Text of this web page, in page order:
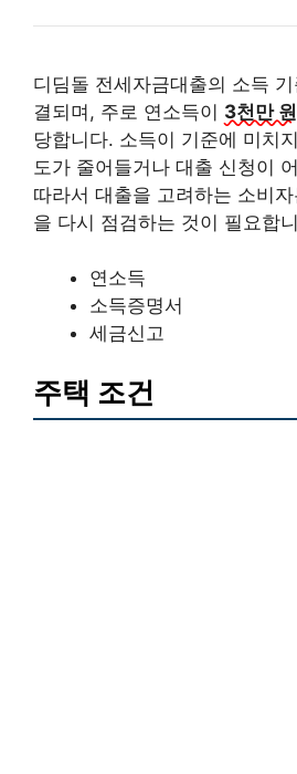
디딤돌 전세자금대출의 소득
결되며, 주로 연소득이 3천만 원
당합니다. 소득이 기준에 미치
도가 줄어들거나 대출 신청이
따라서 대출을 고려하는 소비
을 다시 점검하는 것이 필요합
연소득
소득증명서
세금신고
주택 조건